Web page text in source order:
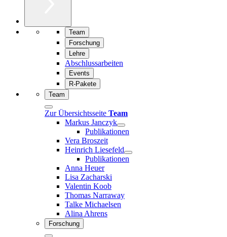
Team
Forschung
Lehre
Abschlussarbeiten
Events
R-Pakete
Team
Zur Übersichtsseite Team
Markus Janczyk
Publikationen
Vera Broszeit
Heinrich Liesefeld
Publikationen
Anna Heuer
Lisa Zacharski
Valentin Koob
Thomas Narraway
Talke Michaelsen
Alina Ahrens
Forschung